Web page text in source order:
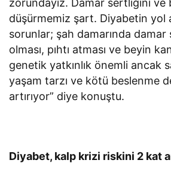
zorundayız. Damar sertliğini ve
düşürmemiz şart. Diyabetin yol
sorunlar; şah damarında damar
olması, pıhtı atması ve beyin
genetik yatkınlık önemli ancak
yaşam tarzı ve kötü beslenme
artırıyor” diye konuştu.
Diyabet, kalp krizi riskini 2 kat